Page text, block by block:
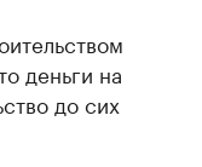
деньги на
до сих